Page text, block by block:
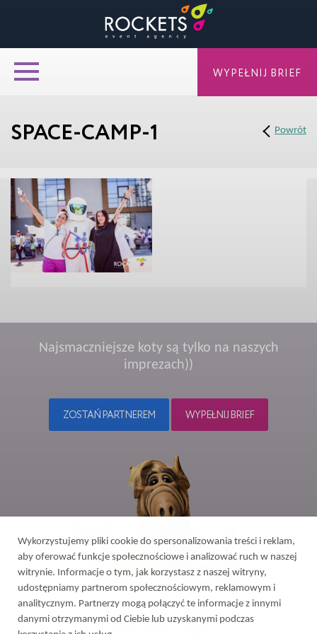
SPACE-CAMP-1 Powrót
Najsmaczniejsze koty są tylko na naszych
imprezach))
ZOSTAŃ PARTNEREM WYPEŁNIJ BRIEF
WYPEŁNIJ BRIEF
Wykorzystujemy pliki cookie do spersonalizowania treści i reklam,
aby oferować funkcje społecznościowe i analizować ruch w naszej
witrynie. Informacje o tym, jak korzystasz z naszej witryny,
udostępniamy partnerom społecznościowym, reklamowym i
analitycznym. Partnerzy mogą połączyć te informacje z innymi
danymi otrzymanymi od Ciebie lub uzyskanymi podczas